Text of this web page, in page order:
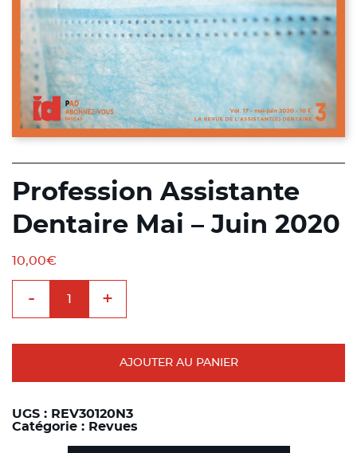
Profession Assistante
Dentaire Mai – Juin 2020
10,00€
de
- +
AJOUTER AU PANIER
UGS : REV30120N3
Catégorie : Revues